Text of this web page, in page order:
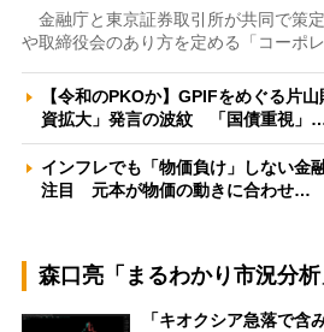
金融庁と東京証券取引所が共同で策
や取締役会のあり方を定める「コーポ
【令和のPKOか】GPIFをめぐる片
資拡大」発言の波紋 「国債重視」
インフレでも「物価負け」しない金
注目 元本が物価の動きに合わせ…
森口亮「まるわかり市況分析
「キオクシア急落で